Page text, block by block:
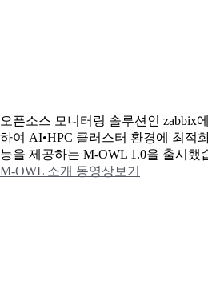
오픈소스 모니터링 솔루션인 zabbix
하여 AI•HPC 클러스터 환경에 최적
능을 제공하는 M-OWL 1.0을 출시했
M-OWL 소개 동영상보기